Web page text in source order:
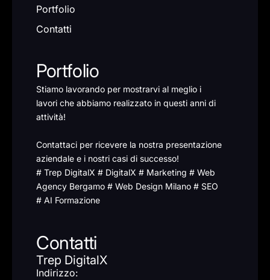
Portfolio
Contatti
Portfolio
Stiamo lavorando per mostrarvi al meglio i
lavori che abbiamo realizzato in questi anni di
attività!
Contattaci per ricevere la nostra presentazione
aziendale e i nostri casi di successo!
# Trep DigitalX # DigitalX # Marketing # Web
Agency Bergamo # Web Design Milano # SEO
# AI Formazione
Contatti
Trep DigitalX
Indirizzo: